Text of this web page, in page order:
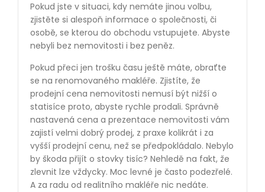
Pokud jste v situaci, kdy nemáte jinou volbu,
zjistěte si alespoň informace o společnosti, či
osobě, se kterou do obchodu vstupujete. Abyste
nebyli bez nemovitosti i bez peněz.
Pokud přeci jen trošku času ještě máte, obraťte
se na renomovaného makléře. Zjistíte, že
prodejní cena nemovitosti nemusí být nižší o
statisíce proto, abyste rychle prodali. Správně
nastavená cena a prezentace nemovitosti vám
zajistí velmi dobrý prodej, z praxe kolikrát i za
vyšší prodejní cenu, než se předpokládalo. Nebylo
by škoda přijít o stovky tisíc? Nehledě na fakt, že
zlevnit lze vždycky. Moc levné je často podezřelé.
A za radu od realitního makléře nic nedáte.